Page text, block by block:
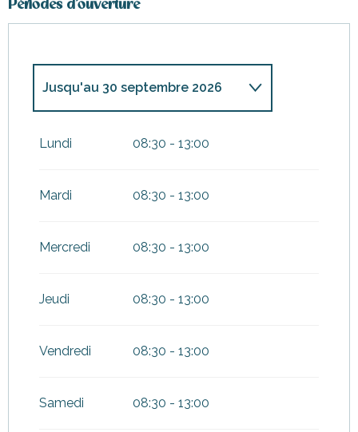
Périodes d'ouverture
2026
Jusqu'au 30 septembre 2026
décembre 2026
Lundi 08:30 - 13:00
Mardi 08:30 - 13:00
Mercredi 08:30 - 13:00
Jeudi 08:30 - 13:00
Vendredi 08:30 - 13:00
Samedi 08:30 - 13:00